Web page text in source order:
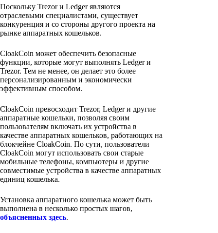
Поскольку Trezor и Ledger являются
отраслевыми специалистами, существует
конкуренция и со стороны другого проекта на
рынке аппаратных кошельков.
CloakCoin может обеспечить безопасные
функции, которые могут выполнять Ledger и
Trezor. Тем не менее, он делает это более
персонализированным и экономически
эффективным способом.
CloakCoin превосходит Trezor, Ledger и другие
аппаратные кошельки, позволяя своим
пользователям включать их устройства в
качестве аппаратных кошельков, работающих на
блокчейне CloakCoin. По сути, пользователи
CloakCoin могут использовать свои старые
мобильные телефоны, компьютеры и другие
совместимые устройства в качестве аппаратных
единиц кошелька.
Установка аппаратного кошелька может быть
выполнена в несколько простых шагов,
объясненных здесь.